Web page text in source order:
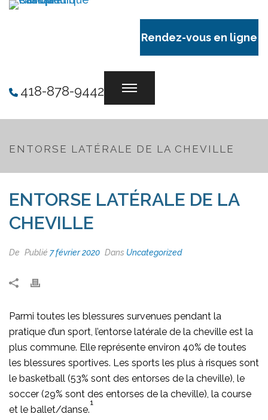
Rendez-vous en ligne
418-878-9442
ENTORSE LATÉRALE DE LA CHEVILLE
ENTORSE LATÉRALE DE LA
CHEVILLE
De Publié 7 février 2020 Dans Uncategorized
Parmi toutes les blessures survenues pendant la
pratique d’un sport, l’entorse latérale de la cheville est la
plus commune. Elle représente environ 40% de toutes
les blessures sportives. Les sports les plus à risques sont
le basketball (53% sont des entorses de la cheville), le
soccer (29% sont des entorses de la cheville), la course
et le ballet/danse.
1